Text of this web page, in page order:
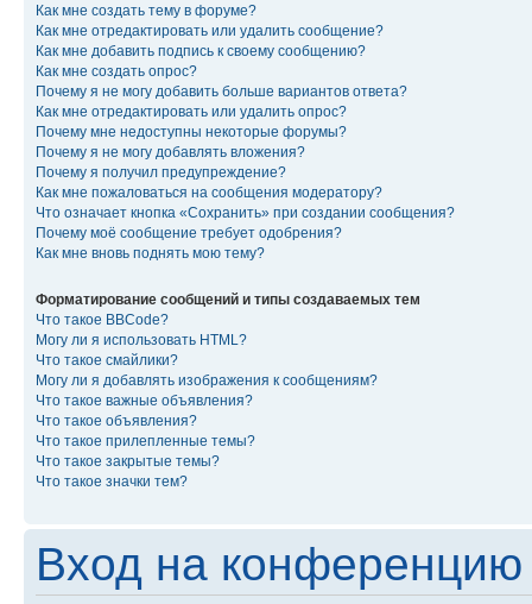
Как мне создать тему в форуме?
Как мне отредактировать или удалить сообщение?
Как мне добавить подпись к своему сообщению?
Как мне создать опрос?
Почему я не могу добавить больше вариантов ответа?
Как мне отредактировать или удалить опрос?
Почему мне недоступны некоторые форумы?
Почему я не могу добавлять вложения?
Почему я получил предупреждение?
Как мне пожаловаться на сообщения модератору?
Что означает кнопка «Сохранить» при создании сообщения?
Почему моё сообщение требует одобрения?
Как мне вновь поднять мою тему?
Форматирование сообщений и типы создаваемых тем
Что такое BBCode?
Могу ли я использовать HTML?
Что такое смайлики?
Могу ли я добавлять изображения к сообщениям?
Что такое важные объявления?
Что такое объявления?
Что такое прилепленные темы?
Что такое закрытые темы?
Что такое значки тем?
Вход на конференцию